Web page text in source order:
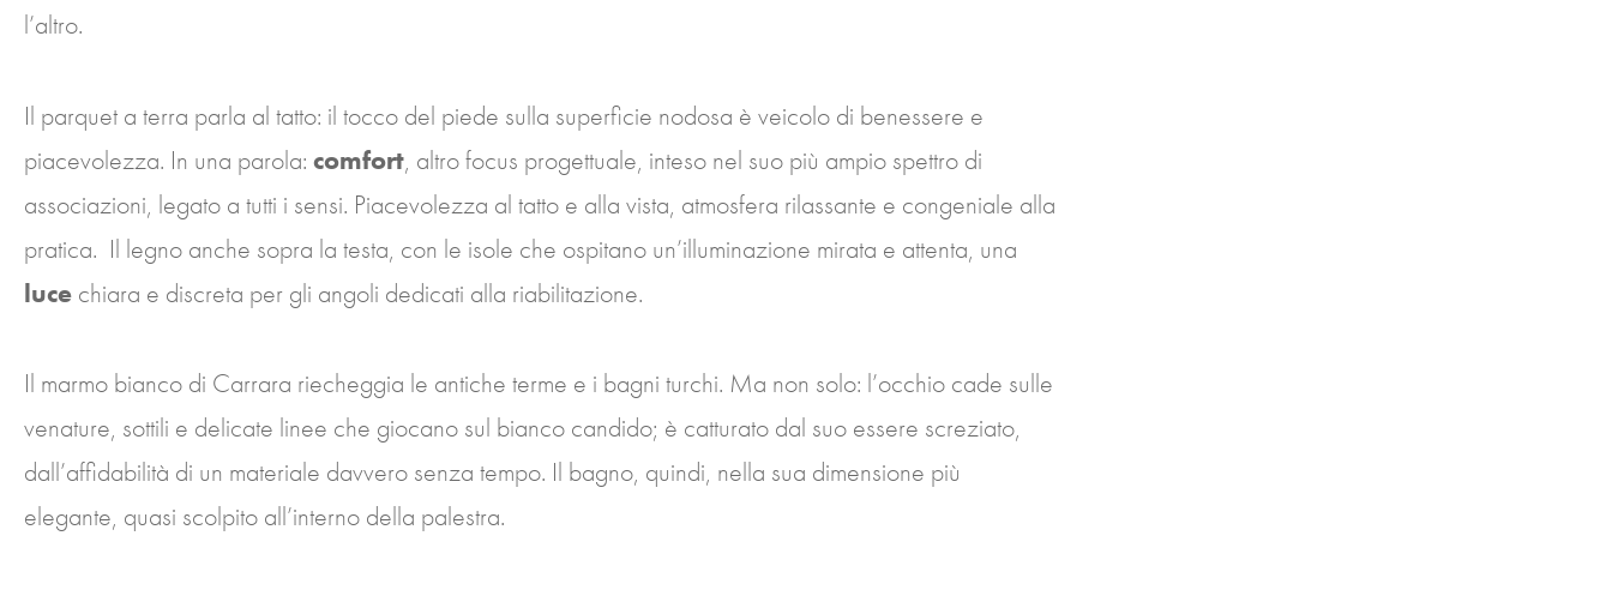
l’altro.
Il parquet a terra parla al tatto: il tocco del piede sulla superficie nodosa è veicolo di benessere e
piacevolezza. In una parola: comfort, altro focus progettuale, inteso nel suo più ampio spettro di
associazioni, legato a tutti i sensi. Piacevolezza al tatto e alla vista, atmosfera rilassante e congeniale alla
pratica. Il legno anche sopra la testa, con le isole che ospitano un’illuminazione mirata e attenta, una
luce chiara e discreta per gli angoli dedicati alla riabilitazione.
Il marmo bianco di Carrara riecheggia le antiche terme e i bagni turchi. Ma non solo: l’occhio cade sulle
venature, sottili e delicate linee che giocano sul bianco candido; è catturato dal suo essere screziato,
dall’affidabilità di un materiale davvero senza tempo. Il bagno, quindi, nella sua dimensione più
elegante, quasi scolpito all’interno della palestra.